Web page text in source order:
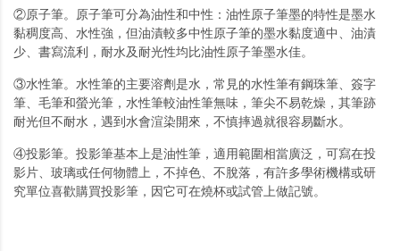
②原子筆。原子筆可分為油性和中性：油性原子筆墨的特性是墨水
黏稠度高、水性強，但油漬較多中性原子筆的墨水黏度適中、油漬
少、書寫流利，耐水及耐光性均比油性原子筆墨水佳。
③水性筆。水性筆的主要溶劑是水，常見的水性筆有鋼珠筆、簽字
筆、毛筆和螢光筆，水性筆較油性筆無味，筆尖不易乾燥，其筆跡
耐光但不耐水，遇到水會渲染開來，不慎摔過就很容易斷水。
④投影筆。投影筆基本上是油性筆，適用範圍相當廣泛，可寫在投
影片、玻璃或任何物體上，不掉色、不脫落，有許多學術機構或研
究單位喜歡購買投影筆，因它可在燒杯或試管上做記號。